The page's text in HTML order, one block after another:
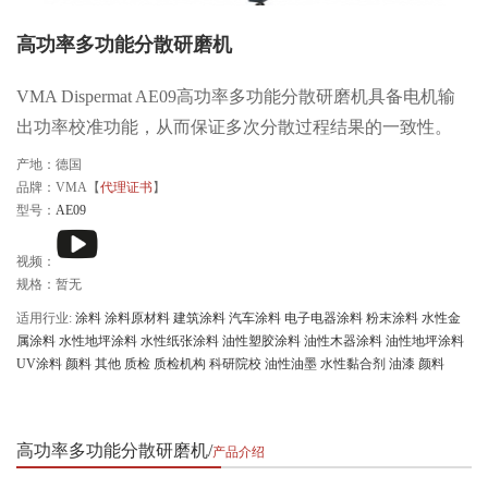
高功率多功能分散研磨机
VMA Dispermat AE09高功率多功能分散研磨机具备电机输
出功率校准功能，从而保证多次分散过程结果的一致性。
产地：德国
品牌：VMA【代理证书】
型号： AE09
视频：
规格：暂无
适用行业: 涂料 涂料原材料 建筑涂料 汽车涂料 电子电器涂料 粉末涂料 水性金
属涂料 水性地坪涂料 水性纸张涂料 油性塑胶涂料 油性木器涂料 油性地坪涂料
UV涂料 颜料 其他 质检 质检机构 科研院校 油性油墨 水性黏合剂 油漆 颜料
高功率多功能分散研磨机 产品介绍